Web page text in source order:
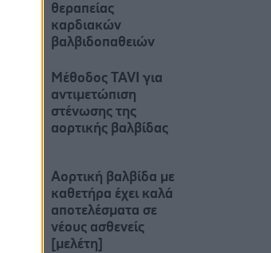
θεραπείας
καρδιακών
βαλβιδοπαθειών
Μέθοδος TAVI για
αντιμετώπιση
στένωσης της
αορτικής βαλβίδας
Aορτική βαλβίδα με
καθετήρα έχει καλά
αποτελέσματα σε
νέους ασθενείς
[μελέτη]